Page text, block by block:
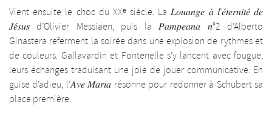
Vient ensuite le choc du XXᵉ siècle. La 𝐿𝑜𝑢𝑎𝑛𝑔𝑒 𝑎̀ 𝑙’𝑒́𝑡𝑒𝑟𝑛𝑖𝑡𝑒́ 𝑑𝑒
𝐽𝑒́𝑠𝑢𝑠 d’Olivier Messiaen, puis la 𝑃𝑎𝑚𝑝𝑒𝑎𝑛𝑎 𝑛°2 d’Alberto
Ginastera referment la soirée dans une explosion de rythmes et
de couleurs. Gallavardin et Fontenelle s’y lancent avec fougue,
leurs échanges traduisant une joie de jouer communicative. En
guise d’adieu, l’𝐴𝑣𝑒 𝑀𝑎𝑟𝑖𝑎 résonne pour redonner à Schubert sa
place première.